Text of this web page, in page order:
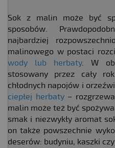
Sok z malin może być
sposobów.
najbardziej
malinowego w postaci
wody lub herbaty. W
stosowany przez cały
chłodnych napojów i
ciepłej herbaty–
malin może też być
smak i niezwykły aromat
on także powszechnie
deserów: budyniu, kaszki